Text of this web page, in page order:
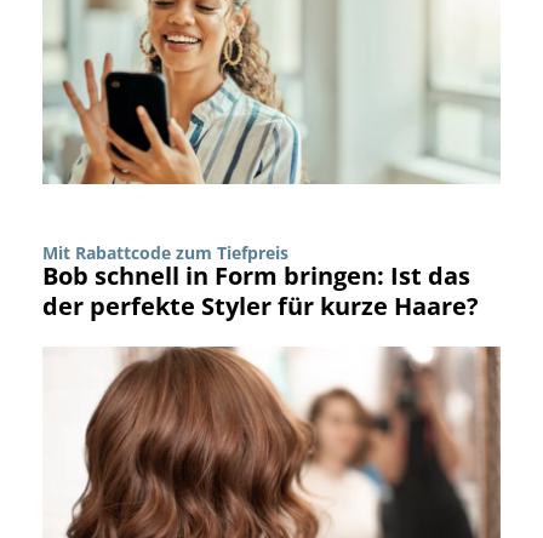
Mit Rabattcode zum Tiefpreis
Bob schnell in Form bringen: Ist das
der perfekte Styler für kurze Haare?